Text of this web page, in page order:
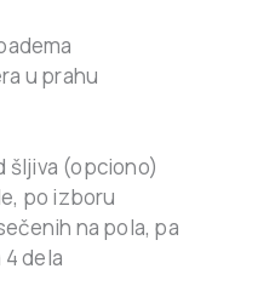
u prahu
šljiva (opciono)
po izboru
na pola, pa
dela